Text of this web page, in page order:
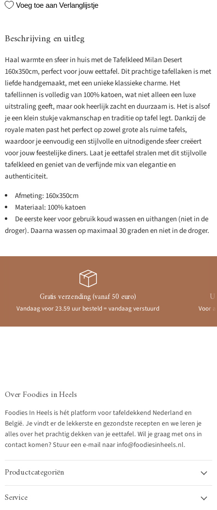
Voeg toe aan Verlanglijstje
Beschrijving en uitleg
Haal warmte en sfeer in huis met de Tafelkleed Milan Desert
160x350cm, perfect voor jouw eettafel. Dit prachtige tafellaken is met
liefde handgemaakt, met een unieke klassieke charme. Het
tafellinnen is volledig van 100% katoen, wat niet alleen een luxe
uitstraling geeft, maar ook heerlijk zacht en duurzaam is. Het is alsof
je een klein stukje vakmanschap en traditie op tafel legt. Dankzij de
royale maten past het perfect op zowel grote als ruime tafels,
waardoor je eenvoudig een stijlvolle en uitnodigende sfeer creëert
voor jouw feestelijke diners. Laat je eettafel stralen met dit stijlvolle
tafelkleed en geniet van de verfijnde mix van elegantie en
authenticiteit.
Afmeting: 160x350cm
Materiaal: 100% katoen
De eerste keer voor gebruik koud wassen en uithangen (niet in de
droger). Daarna wassen op maximaal 30 graden en niet in de droger.
Gratis verzending (vanaf 50 euro)
Vandaag voor 23.59 uur besteld = vandaag verstuurd Voor
Over Foodies in Heels
Foodies In Heels is hét platform voor tafeldekkend Nederland en
België. Je vindt er de lekkerste en gezondste recepten en we leren je
alles over het prachtig dekken van je eettafel. Wil je graag met ons in
contact komen? Stuur een e-mail naar info@foodiesinheels.nl.
Productcategoriën
Service